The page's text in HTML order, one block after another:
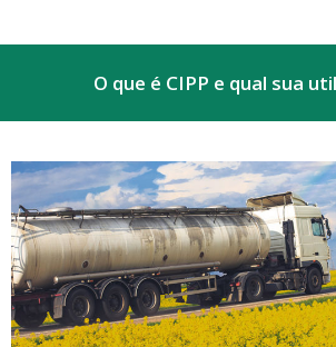
O que é CIPP e qual sua